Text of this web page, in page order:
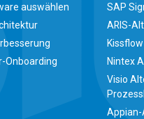
auswählen
Onboarding
SAP
ARIS-
Nintex
Visio